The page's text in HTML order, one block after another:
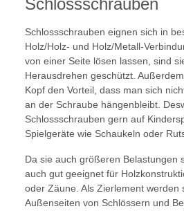
Schlossschrauben
Schlossschrauben eignen sich in
Holz/Holz- und Holz/Metall-
von einer Seite lösen lassen, sind
Herausdrehen geschützt.
Kopf den Vorteil, dass man sich
an der Schraube hängenbleibt.
Schlossschrauben gern auf
Spielgeräte wie Schaukeln oder
Da sie auch größeren Belastungen
auch gut geeignet für
oder Zäune. Als Zierlement werden
Außenseiten von Schlössern und